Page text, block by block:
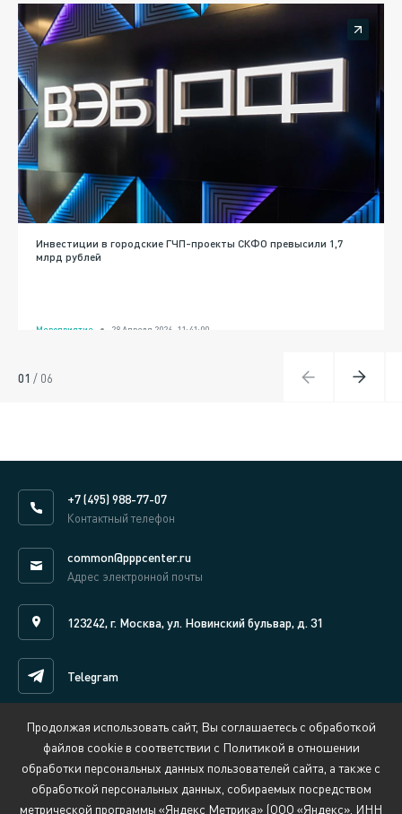
Инвестиции в городские ГЧП-проекты СКФО превысили 1,7
млрд рублей
Мероприятие 28 Апреля 2026, 11:41:00
01 / 06
+7 (495) 988-77-07
Контактный телефон
common@pppcenter.ru
Адрес электронной почты
123242, г. Москва, ул. Новинский бульвар, д. 31
Telegram
Написать нам онлайн
Продолжая использовать сайт, Вы соглашаетесь с обработкой
файлов cookie в соответствии с Политикой в отношении
обработки персональных данных пользователей сайта, а также с
обработкой персональных данных, собираемых посредством
метрической программы «Яндекс Метрика» (ООО «Яндекс», ИНН